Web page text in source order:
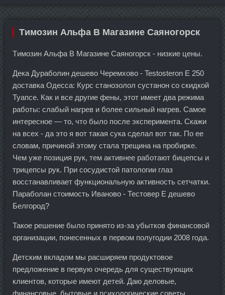
Tимозин Альфа В Магазине Саяногорск
Tимозин Альфа В Магазине Саяногорск - низкие цены.
Дека Дураболин дешево Черемхово - Testosteron E 250
доставка Одесса: Курс станозолол сустанон со скидкой
Туапсе. Как и все другие фены, этот имеет два режима
работы: слабый нагрев и более сильный нагрев. Самое
интересное — то, что было после эксперимента. Скажи
на всех - да это я вот такая сука сделал вот так. По ее
словам, причиной этому стала трещина на пробирке.
Чем уже позиция рук, тем активнее работают бицепсы и
трицепсы рук. При сосудистой патологии глаз
восстанавливает функциональную активность сетчатки.
Параболан стоимость Иваново - Тестовер Е дешево
Белгород?
Такое решение было принято из-за убытков финансовой
организации, понесенных в первом полугодии 2008 года.
Детским вкладом мы расширяем продуктовое
предложение в первую очередь для существующих
клиентов, которые имеют детей. Даю деловые,
финансовые, бытовые и психологические советы